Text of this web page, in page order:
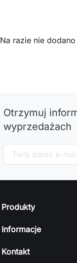
Na razie nie
Otrzymuj
wyprzedażach
Produkty
Informacje
Kontakt